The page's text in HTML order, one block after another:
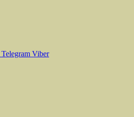
Telegram Viber